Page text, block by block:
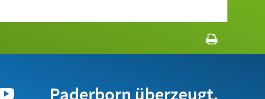
Paderborn überzeugt.